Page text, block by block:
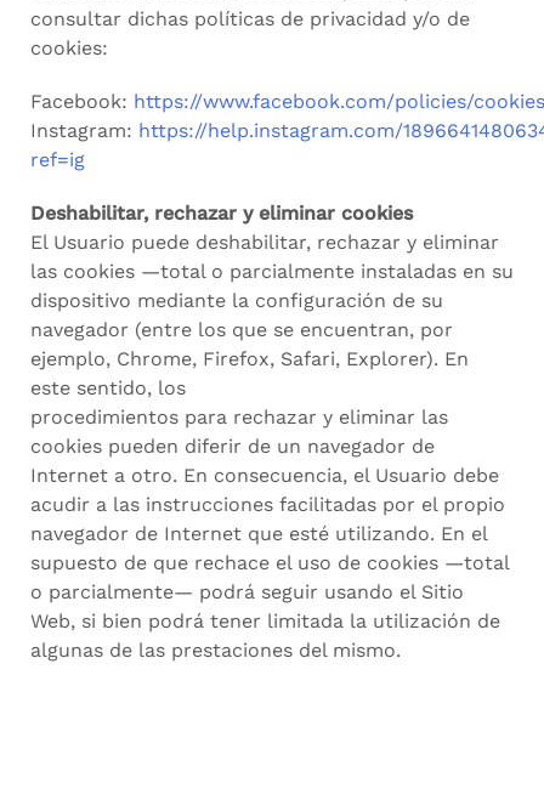
consultar dichas políticas de privacidad y/o de
cookies:
Facebook: https://www.facebook.com/policies/
Instagram: https://help.instagram.com/
ref=ig
Deshabilitar, rechazar y eliminar cookies
El Usuario puede deshabilitar, rechazar y eliminar
las cookies —total o parcialmente instaladas en su
dispositivo mediante la configuración de su
navegador (entre los que se encuentran, por
ejemplo, Chrome, Firefox, Safari, Explorer). En
este sentido, los
procedimientos para rechazar y eliminar las
cookies pueden diferir de un navegador de
Internet a otro. En consecuencia, el Usuario debe
acudir a las instrucciones facilitadas por el propio
navegador de Internet que esté utilizando. En el
supuesto de que rechace el uso de cookies —total
o parcialmente— podrá seguir usando el Sitio
Web, si bien podrá tener limitada la utilización de
algunas de las prestaciones del mismo.